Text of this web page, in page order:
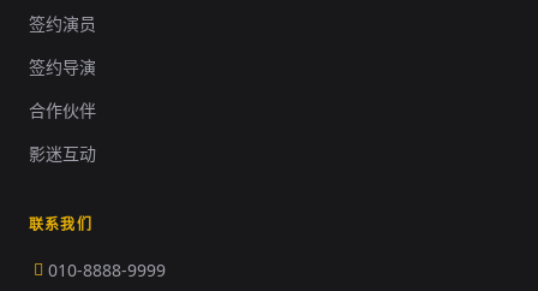
签约演员
签约导演
合作伙伴
影迷互动
联系我们
010-8888-9999